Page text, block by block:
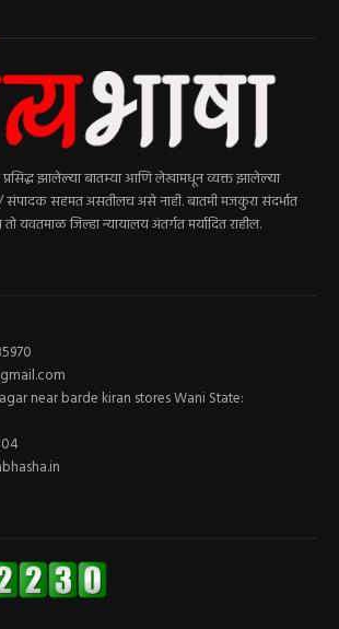
प्रसिद्ध झालेल्या बातम्या आणि लेखामधून व्यक्त झालेल्या
सहमत असतीलच असे नाही. बातमी मजकुरा संदर्भात
यवतमाळ जिल्हा न्यायालय अंतर्गत मर्यादित राहील.
near barde kiran stores Wani State: